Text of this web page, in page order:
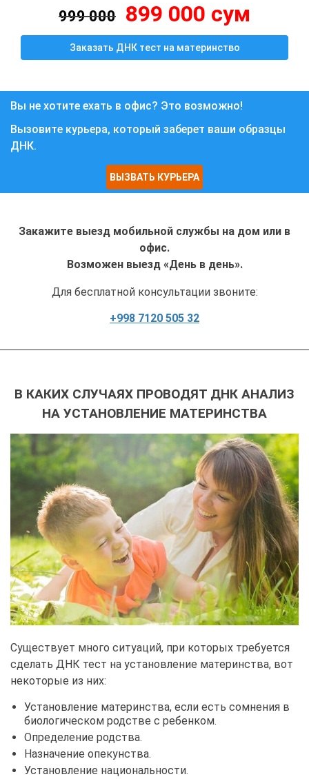
999 000 899 000 сум
Заказать ДНК тест на материнство
Вы не хотите ехать в офис? Это возможно!
Вызовите курьера, который заберет ваши образцы
ДНК.
ВЫЗВАТЬ КУРЬЕРА
Закажите выезд мобильной службы на дом или в
офис.
Возможен выезд «День в день».
Для бесплатной консультации звоните:
+998 7120 505 32
В КАКИХ СЛУЧАЯХ ПРОВОДЯТ ДНК АНАЛИЗ
НА УСТАНОВЛЕНИЕ МАТЕРИНСТВА
Существует много ситуаций, при которых требуется
сделать ДНК тест на установление материнства, вот
некоторые из них:
Установление материнства, если есть сомнения в
биологическом родстве с ребенком.
Определение родства.
Назначение опекунства.
Установление национальности.